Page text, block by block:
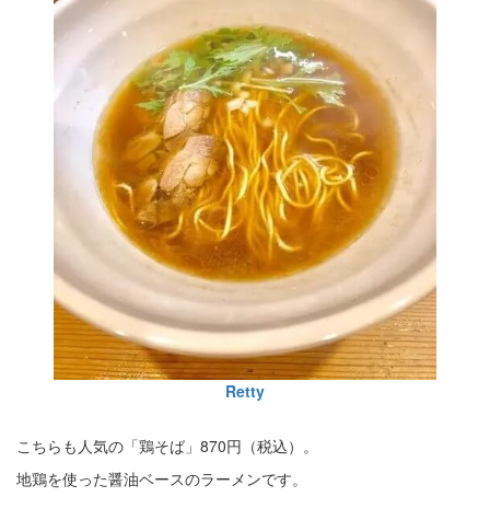
Retty
こちらも人気の「鶏そば」870円（税込）。
地鶏を使った醤油ベースのラーメンです。